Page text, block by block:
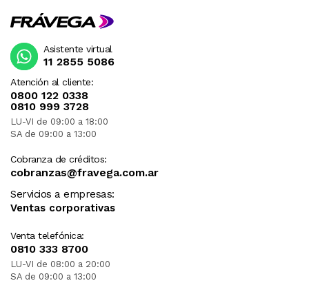
Atención al cliente:
0800 122 0338
0810 999 3728
LU-VI de 09:00 a 18:00
SA de 09:00 a 13:00
Cobranza de créditos:
cobranzas@fravega.com.ar
Servicios a empresas:
Ventas corporativas
Venta telefónica:
0810 333 8700
LU-VI de 08:00 a 20:00
SA de 09:00 a 13:00
Asistente virtual
11 2855 5086